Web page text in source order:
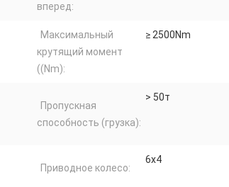
вперед:
Максимальный
крутящий момент
((Nm):
≥ 2500Nm
Пропускная
способность (грузка):
> 50т
Приводное колесо:
6х4